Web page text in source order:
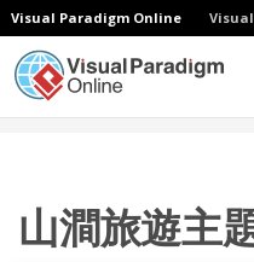
Visual Paradigm Online
山澗旅遊主